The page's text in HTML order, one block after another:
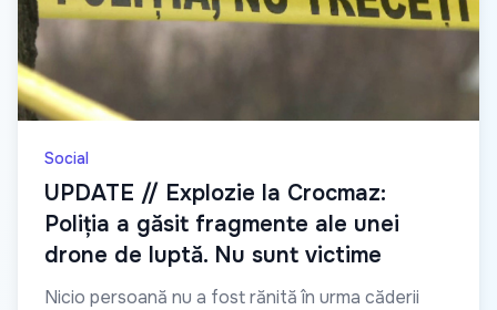
Social
UPDATE // Explozie la Crocmaz:
Poliția a găsit fragmente ale unei
drone de luptă. Nu sunt victime
Nicio persoană nu a fost rănită în urma căderii